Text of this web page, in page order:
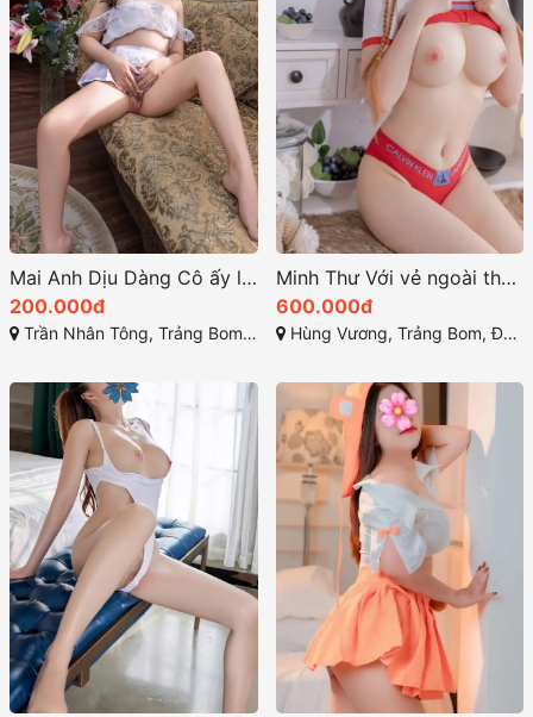
Mai Anh Dịu Dàng Cô ấy là một hình mẫu quyến rũ
200.000đ
Trần Nhân Tông, Trảng Bom, Đồng Nai
Minh Thư Với vẻ ngoài thu hút cùng làn da trắng mịn màng
600.000đ
Hùng Vương, Trảng Bom, Đồng Nai